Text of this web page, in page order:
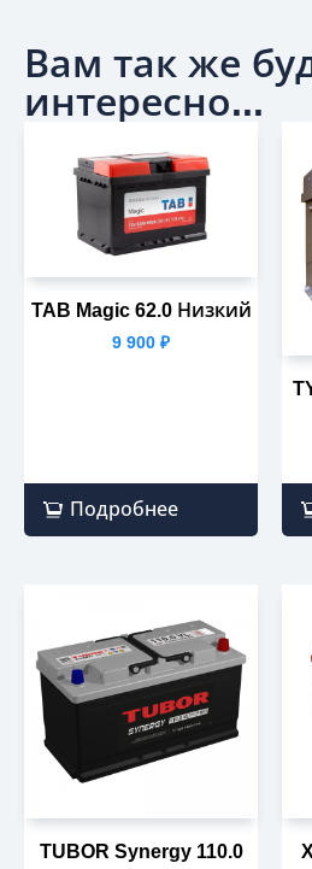
Вам так же
интересно...
TAB Magic 62.0 Низкий
9 900 ₽
Подробнее
TUBOR Synergy 110.0